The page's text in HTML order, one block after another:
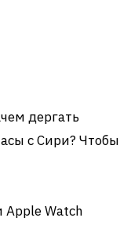
дергать
с Сири? Чтобы
Apple Watch